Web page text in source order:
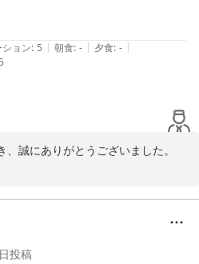
ときをお過ごしいただけるよう、
まいります。
館をご利用くださいませ。スタッ
心よりお待ち申し上げておりま
ション: 5 | 朝食: - | 夕食: - |
5
誠にありがとうございました。
らも皆様に快適で心に残るご滞在を
す。
館へお立ち寄りくださいませ。
投稿